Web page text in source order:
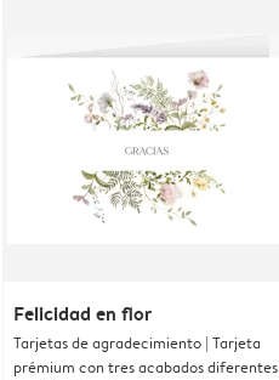
Felicidad en flor
Tarjetas de agradecimiento | Tarjeta
prémium con tres acabados diferentes